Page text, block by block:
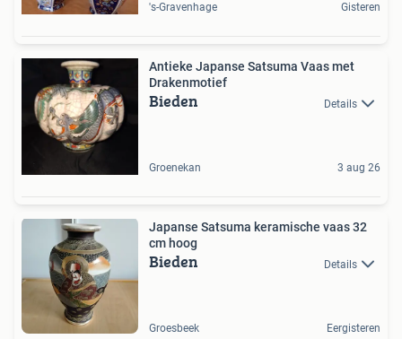
's-Gravenhage Gisteren
Antieke Japanse Satsuma Vaas met
Drakenmotief
Bieden Details
Groenekan 3 aug 26
Japanse Satsuma keramische vaas 32
cm hoog
Bieden Details
Groesbeek Eergisteren